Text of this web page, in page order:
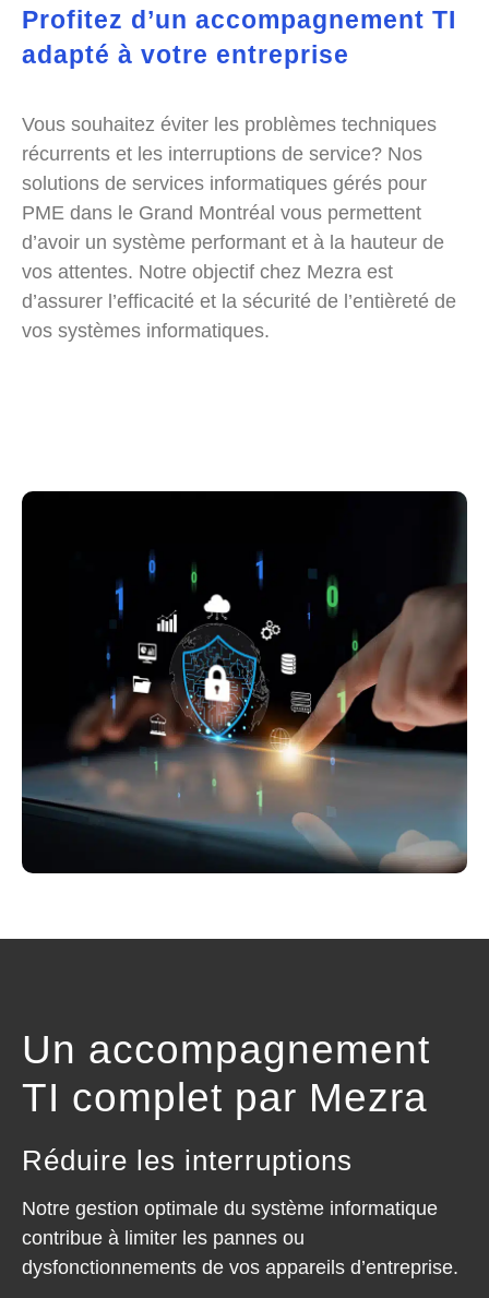
Profitez d’un accompagnement TI
adapté à votre entreprise
Vous souhaitez éviter les problèmes techniques
récurrents et les interruptions de service? Nos
solutions de services informatiques gérés pour
PME dans le Grand Montréal vous permettent
d’avoir un système performant et à la hauteur de
vos attentes. Notre objectif chez Mezra est
d’assurer l’efficacité et la sécurité de l’entièreté de
vos systèmes informatiques.
Un accompagnement
TI complet par Mezra
Réduire les interruptions
Notre gestion optimale du système informatique
contribue à limiter les pannes ou
dysfonctionnements de vos appareils d’entreprise.